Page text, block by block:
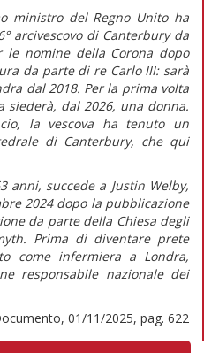
ministro del Regno Unito ha
arcivescovo di Canterbury da
le nomine della Corona dopo
da parte di re Carlo III: sarà
dal 2018. Per la prima volta
dal 2026, una donna.
la vescova ha tenuto un
di Canterbury, che qui
anni, succede a Justin Welby,
2024 dopo la pubblicazione
da parte della Chiesa degli
Prima di diventare prete
come infermiera a Londra,
responsabile nazionale dei
01/11/2025, pag. 622